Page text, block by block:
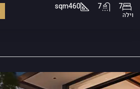
7
7
460
sqm
וילה